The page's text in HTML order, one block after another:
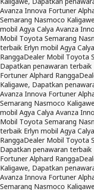
Avanza Innova Fortuner
Semarang Nasmoco
mobil Agya Calya Avanza
Mobil Toyota Semarang
terbaik Erlyn mobil Agya
RanggaDealer Mobil Toyota
Dapatkan penawaran terbaik
Fortuner Alphard Rangga
Kaligawe, Dapatkan
Avanza Innova Fortuner
Semarang Nasmoco
mobil Agya Calya Avanza
Mobil Toyota Semarang
terbaik Erlyn mobil Agya
RanggaDealer Mobil Toyota
Dapatkan penawaran terbaik
Fortuner Alphard Rangga
Kaligawe, Dapatkan
Avanza Innova Fortuner
Semarang Nasmoco